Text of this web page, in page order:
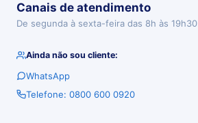
Canais de atendimento
De segunda à sexta-feira das 8h às 19h30
Ainda não sou cliente:
WhatsApp
Telefone: 0800 600 0920